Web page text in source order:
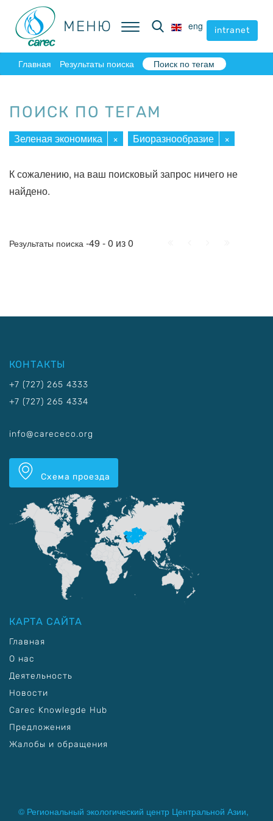
МЕНЮ eng intranet
МЕНЮ eng intranet
Главная Результаты поиска Поиск по тегам
ПОИСК ПО ТЕГАМ
Зеленая экономика × Биоразнообразие ×
К сожалению, на ваш поисковый запрос ничего не
найдено.
Результаты поиска -49 - 0 из 0
КОНТАКТЫ
+7 (727) 265 4333
+7 (727) 265 4334
info@carececo.org
Схема проезда
КАРТА САЙТА
Главная
О нас
Деятельность
Новости
Carec Knowlegde Hub
Предложения
Жалобы и обращения
© Региональный экологический центр Центральной Азии,